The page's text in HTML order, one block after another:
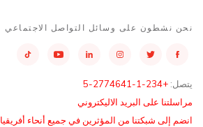
نحن نشطون على وسائل التواصل الاجتماعي
يتصل: +234-1-2774641-5
مراسلتنا على البريد الاليكتروني
انضم إلى شبكتنا من المؤثرين في جميع أنحاء أفريقيا